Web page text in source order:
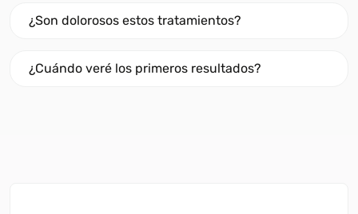
¿Son dolorosos estos tratamientos?
¿Cuándo veré los primeros resultados?